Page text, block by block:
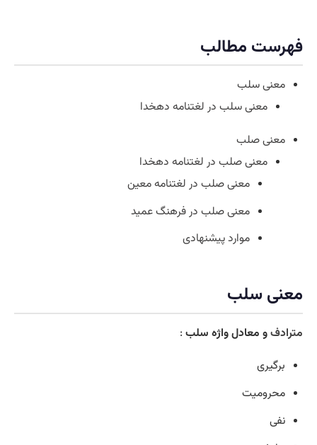
فهرست مطالب
معنی سلب
معنی سلب در لغتنامه دهخدا
معنی صلب
معنی صلب در لغتنامه دهخدا
معنی صلب در لغتنامه معین
معنی صلب در فرهنگ عمید
موارد پیشنهادی
معنی سلب
مترادفو معادل واژه سلب :
برگیری
محرومیت
نفی